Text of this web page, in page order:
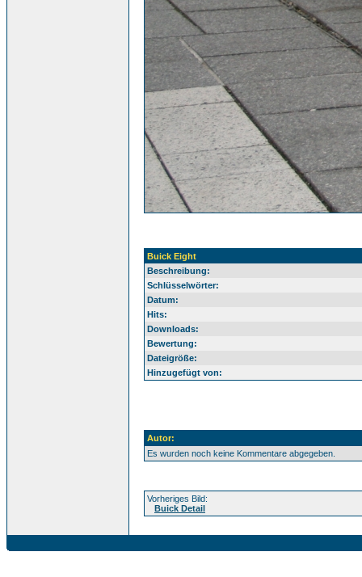
Buick Eight
Beschreibung:
Schlüsselwörter:
Datum:
Hits:
Downloads:
Bewertung:
Dateigröße:
Hinzugefügt von:
Autor:
Es wurden noch keine Kommentare abgegeben.
Vorheriges Bild:
Buick Detail